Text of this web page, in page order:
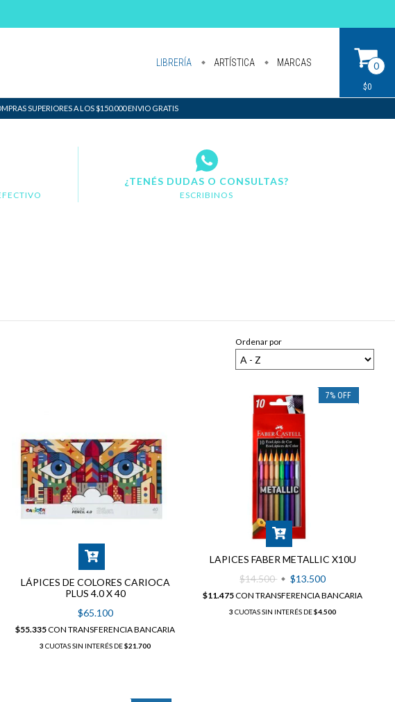
LIBRERÍA ARTÍSTICA MARCAS 0
$0
SUPERIORES A LOS $150.000 ENVIO GRATIS
¿TENÉS DUDAS O CONSULTAS?
ESCRIBINOS
Ordenar por
LÁPICES DE COLORES CARIOCA
PLUS 4.0 X 40
$65.100
$55.335CON TRANSFERENCIA BANCARIA
3 CUOTAS SIN INTERÉS DE$21.700
7%OFF
LAPICES FABER METALLIC X10U
$14.500
$13.500
$11.475CON TRANSFERENCIA BANCARIA
3 CUOTAS SIN INTERÉS DE$4.500